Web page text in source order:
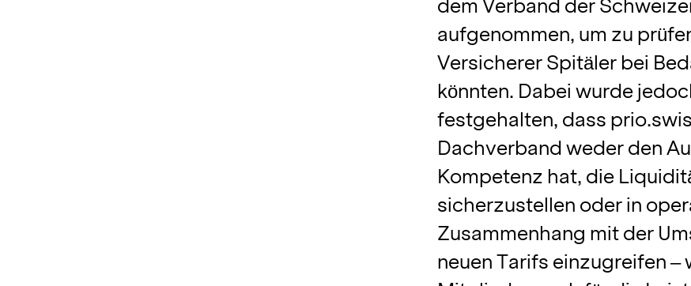
dem Verband der
aufgenommen, um zu
Versicherer Spitäler bei
könnten. Dabei wurde
festgehalten, dass
Dachverband weder den
Kompetenz hat, die
sicherzustellen oder in
Zusammenhang mit der
neuen Tarifs einzugreifen –